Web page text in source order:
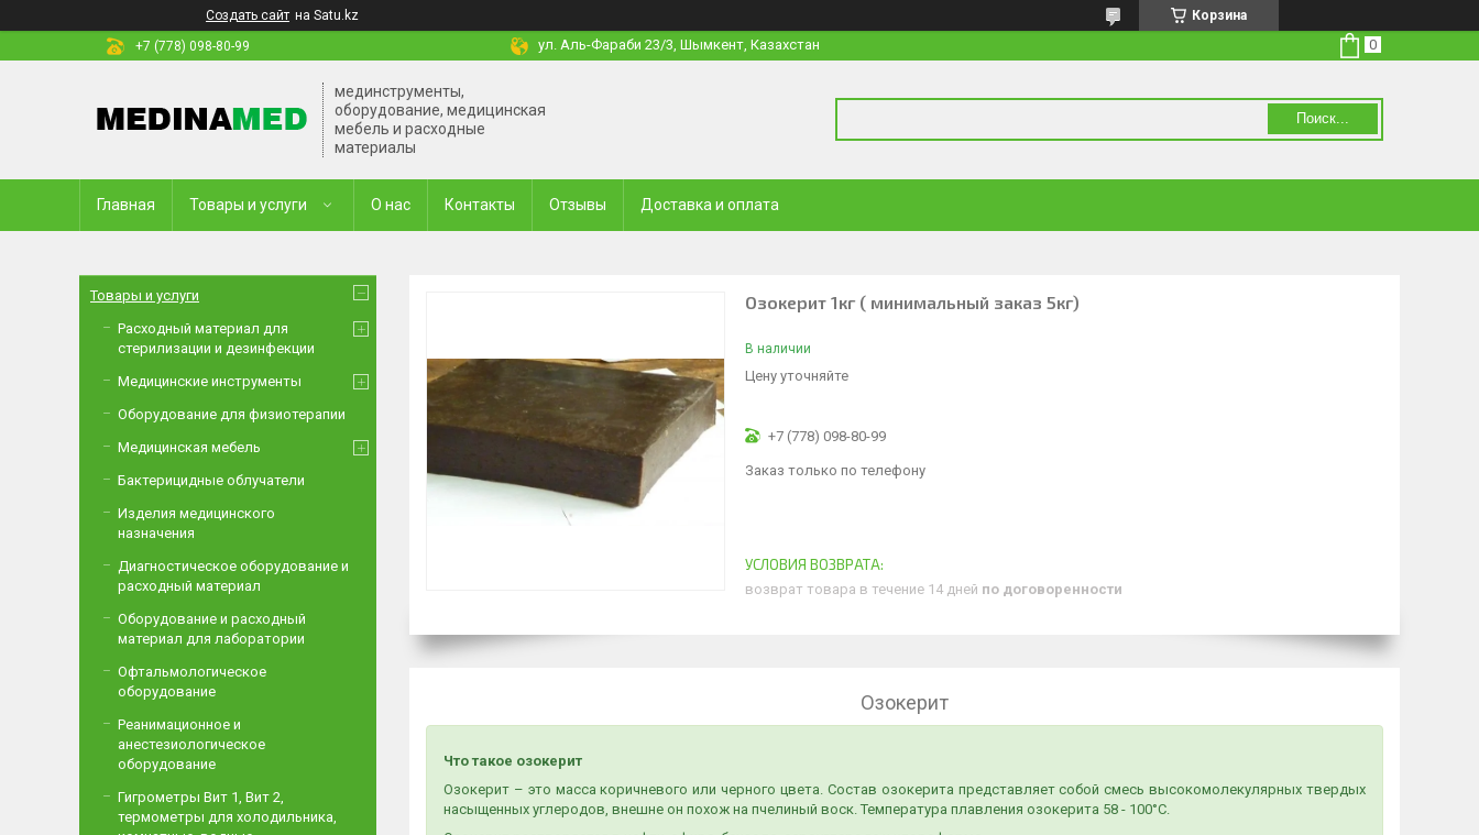
Создать сайт на Satu.kz
Корзина
+7 (778) 098-80-99
ул. Аль-Фараби 23/3, Шымкент, Казахстан
мединструменты,
оборудование, медицинская
мебель и расходные
материалы
Поиск...
Главная Товары и услуги О нас Контакты Отзывы Доставка и оплата
Озокерит 1кг ( минимальный заказ 5кг)
В наличии
Цену уточняйте
+7 (778) 098-80-99
Заказ только по телефону
возврат товара в течение 14 дней по договоренности
Озокерит
Что такое озокерит
Озокерит – это масса коричневого или черного цвета. Состав озокерита представляет собой смесь высокомолекулярных твердых
насыщенных углеродов, внешне он похож на пчелиный воск. Температура плавления озокерита 58 - 100°C.
Товары и услуги
Расходный материал для
стерилизации и дезинфекции
Медицинские инструменты
Оборудование для физиотерапии
Медицинская мебель
Бактерицидные облучатели
Изделия медицинского
назначения
Диагностическое оборудование и
расходный материал
Оборудование и расходный
материал для лаборатории
Офтальмологическое
оборудование
Реанимационное и
анестезиологическое
оборудование
Гигрометры Вит 1, Вит 2,
термометры для холодильника,